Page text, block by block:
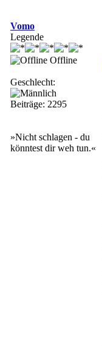
Vomo
Legende
Offline
Geschlecht:
Beiträge: 2295
»Nicht schlagen - du
könntest dir weh tun.«